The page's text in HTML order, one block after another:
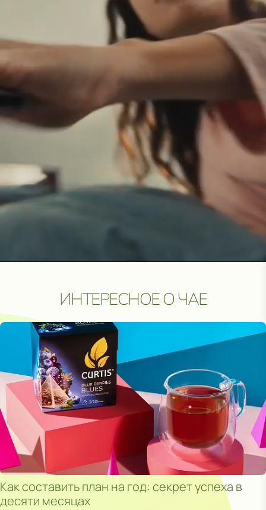
ИНТЕРЕСНОЕ О ЧАЕ
Как составить план на год: секрет успеха в
десяти месяцах